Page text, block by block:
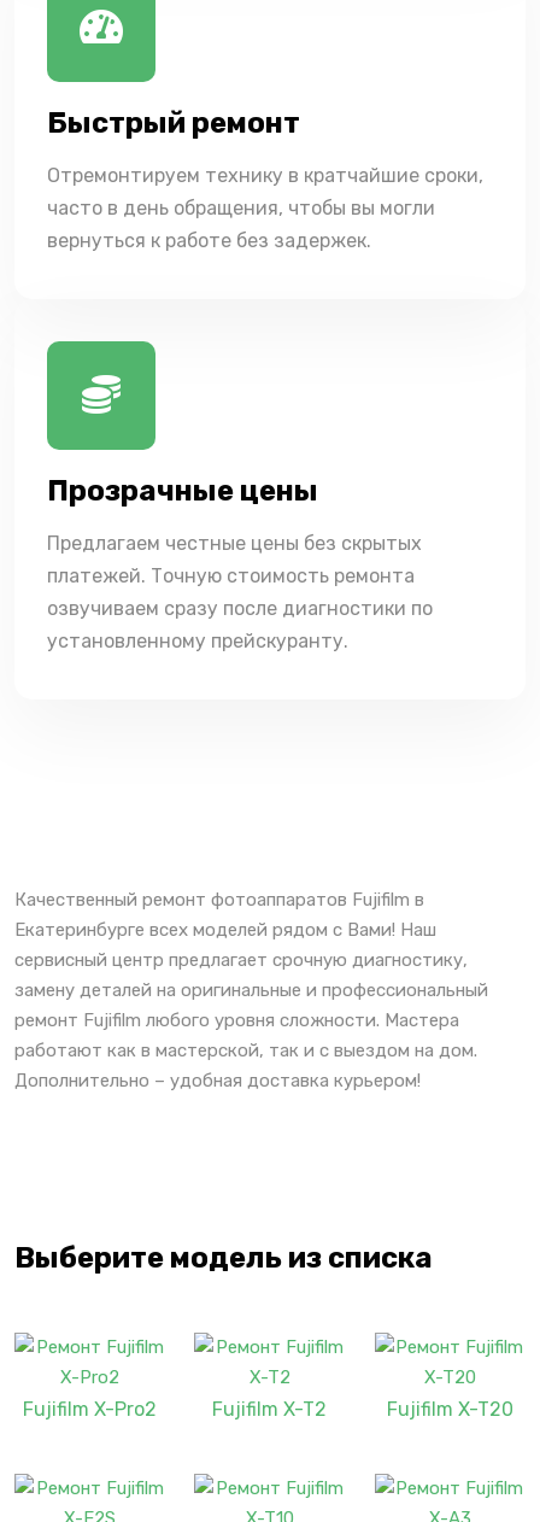
Быстрый ремонт
Отремонтируем технику в кратчайшие сроки,
часто в день обращения, чтобы вы могли
вернуться к работе без задержек.
Прозрачные цены
Предлагаем честные цены без скрытых
платежей. Точную стоимость ремонта
озвучиваем сразу после диагностики по
установленному прейскуранту.
Качественный ремонт фотоаппаратов Fujifilm в
Екатеринбурге всех моделей рядом с Вами! Наш
сервисный центр предлагает срочную диагностику,
замену деталей на оригинальные и профессиональный
ремонт Fujifilm любого уровня сложности. Мастера
работают как в мастерской, так и с выездом на дом.
Дополнительно – удобная доставка курьером!
Выберите модель из списка
Fujifilm X-Pro2 Fujifilm X-T2 Fujifilm X-T20